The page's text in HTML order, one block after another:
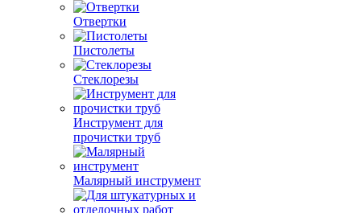
Отвертки
Пистолеты
Стеклорезы
Инструмент для
прочистки труб
Малярный инструмент